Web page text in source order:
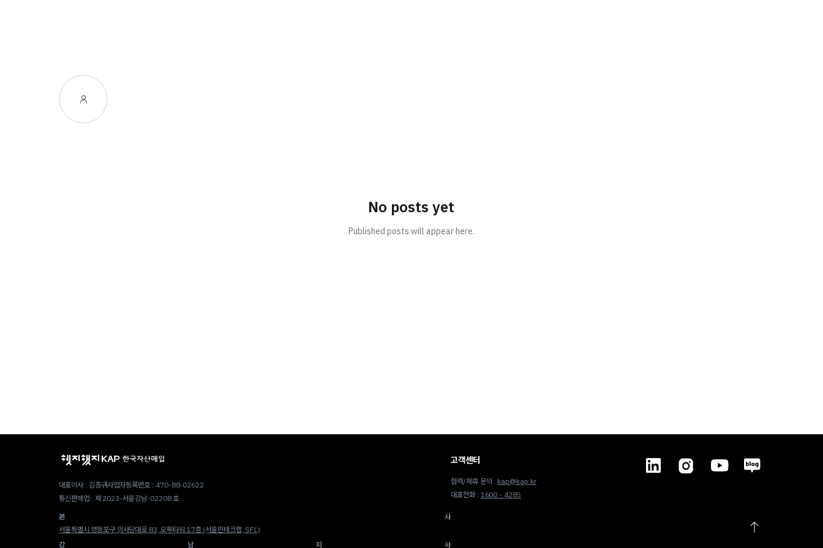
No posts yet
Published posts will appear here.
대표이사 : 김종구사업자등록번호 : 470-88-02622
통신판매업 : 제 2023-서울강남-02208 호
본
사
서울특별시 영등포구 의사당대로 83, 오투타워 17층 (서울핀테크랩, SFL)
강
남 지 사
고객센터
협력/제휴 문의 : kap@kap.kr
대표전화 : 1600 - 4285